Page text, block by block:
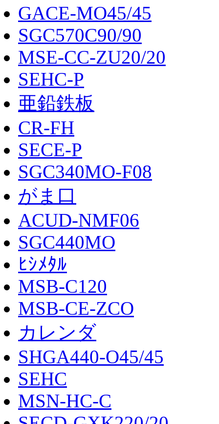
GACE-MO45/45
SGC570C90/90
MSE-CC-ZU20/20
SEHC-P
亜鉛鉄板
CR-FH
SECE-P
SGC340MO-F08
がま口
ACUD-NMF06
SGC440MO
ﾋｼﾒﾀﾙ
MSB-C120
MSB-CE-ZCO
カレンダ
SHGA440-O45/45
SEHC
MSN-HC-C